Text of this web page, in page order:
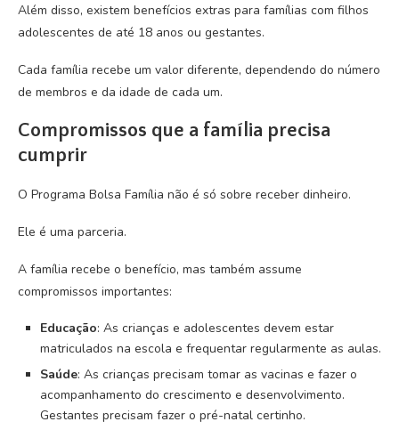
Além disso, existem benefícios extras para famílias com filhos
adolescentes de até 18 anos ou gestantes.
Cada família recebe um valor diferente, dependendo do número
de membros e da idade de cada um.
Compromissos que a família precisa
cumprir
O Programa Bolsa Família não é só sobre receber dinheiro.
Ele é uma parceria.
A família recebe o benefício, mas também assume
compromissos importantes:
Educação: As crianças e adolescentes devem estar
matriculados na escola e frequentar regularmente as aulas.
Saúde: As crianças precisam tomar as vacinas e fazer o
acompanhamento do crescimento e desenvolvimento.
Gestantes precisam fazer o pré-natal certinho.